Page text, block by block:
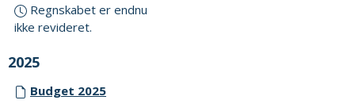
Regnskabet er endnu
ikke revideret.
2025
Budget 2025